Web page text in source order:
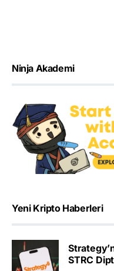
Ninja Akademi
Yeni Kripto Haberleri
STRC